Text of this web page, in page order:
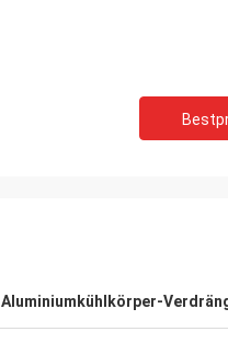
Aluminiumkühlkörper-